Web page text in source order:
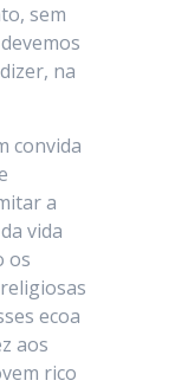
sem
na
convida
a
vida
os
ecoa
aos
rico